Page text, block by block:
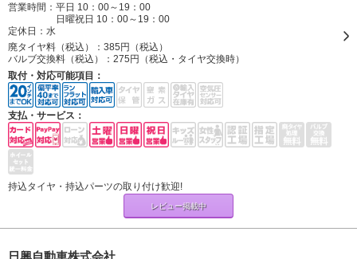
営業時間：平日 10：00～19：00
日曜祝日 10：00～19：00
定休日： 水
廃タイヤ料（税込）： 385円（税込）
バルブ交換料（税込）： 275円（税込・タイヤ交換時）
取付・対応可能項目：
支払・サービス：
持込タイヤ・持込パーツの取り付け歓迎!
レビュー掲載中
日興自動車株式会社